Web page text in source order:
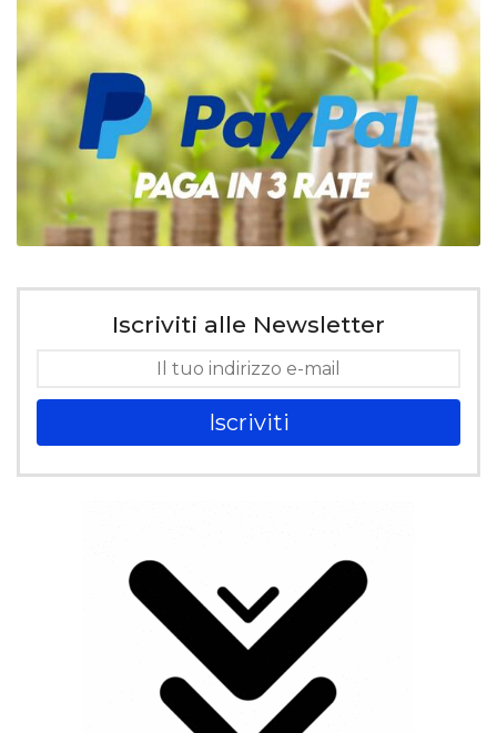
Iscriviti alle Newsletter
Iscriviti